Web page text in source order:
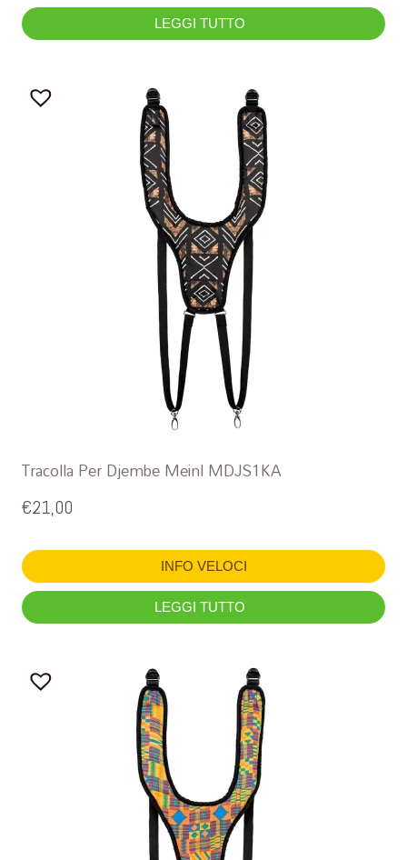
LEGGI TUTTO
Tracolla Per Djembe Meinl MDJS1KA
€21,00
INFO VELOCI
LEGGI TUTTO